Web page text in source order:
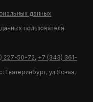
данных
пользователя
227-50-72, +7 (343) 361-
Екатеринбург, ул.Ясная,